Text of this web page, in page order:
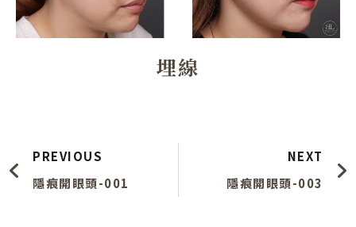
埋線
PREVIOUS
隱痕開眼頭-001
NEXT
隱痕開眼頭-003